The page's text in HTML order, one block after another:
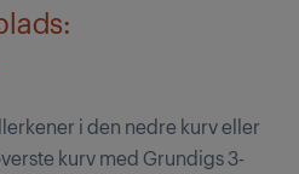
i den nedre kurv eller
kurv med Grundigs 3-